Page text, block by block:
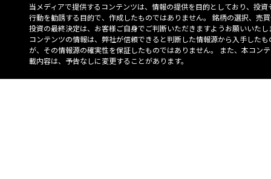
当メディアで提供するコンテンツは、情報の提供を目的としており、投資
行動を勧誘する目的で、作成したものではありません。 銘柄の選択、売
投資の最終決定は、お客様ご自身でご判断いただきますようお願いいたし
コンテンツの情報は、弊社が信頼できると判断した情報源から入手したも
が、その情報源の確実性を保証したものではありません。 また、本コン
載内容は、予告なしに変更することがあります。